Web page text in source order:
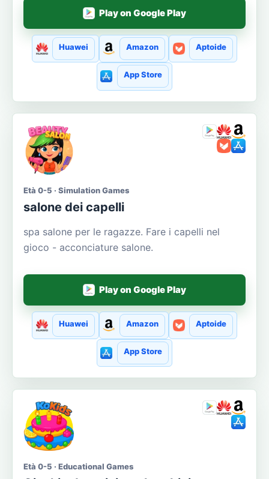
Play on Google Play
Huawei Amazon Aptoide
App Store
Età 0-5 · Simulation Games
salone dei capelli
spa salone per le ragazze. Fare i capelli nel
gioco - acconciature salone.
Play on Google Play
Huawei Amazon Aptoide
App Store
Età 0-5 · Educational Games